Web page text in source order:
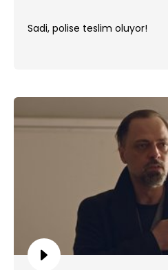
Sadi, polise teslim oluyor!